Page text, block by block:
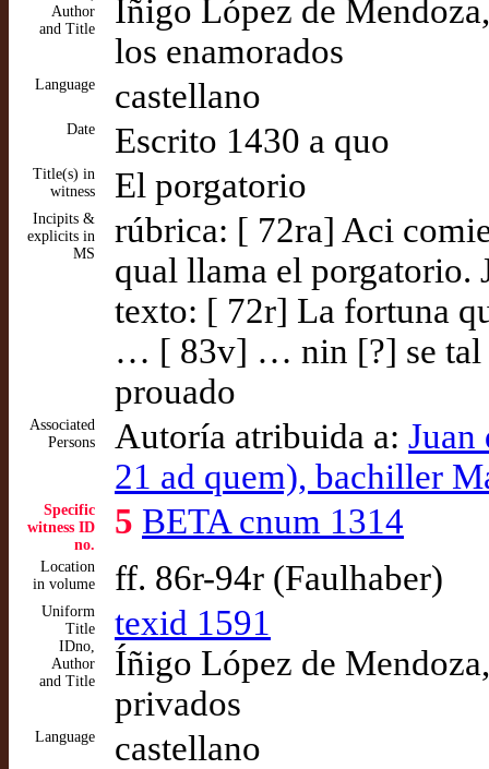
Author
and Title
Íñigo López de
los enamorados
Language castellano
Date Escrito 1430 a quo
Title(s) in
witness
El porgatorio
Incipits &
explicits in
MS
rúbrica: [ 72ra] Aci
qual llama el porgatorio.
texto: [ 72r] La fortuna
… [ 83v] … nin [?] se tal
prouado
Associated
Persons
Autoría atribuida a: Juan
21 ad quem), bachiller
Specific
witness ID
no.
5 BETA cnum 1314
Location
in volume
ff. 86r-94r (Faulhaber)
Uniform
Title
IDno,
Author
and Title
texid 1591
Íñigo López de
privados
Language castellano